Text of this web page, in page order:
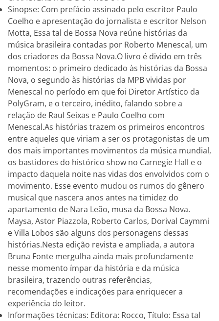
Sinopse: Com prefácio assinado pelo escritor Paulo
Coelho e apresentação do jornalista e escritor Nelson
Motta, Essa tal de Bossa Nova reúne histórias da
música brasileira contadas por Roberto Menescal, um
dos criadores da Bossa Nova.O livro é divido em três
momentos: o primeiro dedicado às histórias da Bossa
Nova, o segundo às histórias da MPB vividas por
Menescal no período em que foi Diretor Artístico da
PolyGram, e o terceiro, inédito, falando sobre a
relação de Raul Seixas e Paulo Coelho com
Menescal.As histórias trazem os primeiros encontros
entre aqueles que viriam a ser os protagonistas de um
dos mais importantes movimentos da música mundial,
os bastidores do histórico show no Carnegie Hall e o
impacto daquela noite nas vidas dos envolvidos com o
movimento. Esse evento mudou os rumos do gênero
musical que nascera anos antes na timidez do
apartamento de Nara Leão, musa da Bossa Nova.
Maysa, Astor Piazzola, Roberto Carlos, Dorival Caymmi
e Villa Lobos são alguns dos personagens dessas
histórias.Nesta edição revista e ampliada, a autora
Bruna Fonte mergulha ainda mais profundamente
nesse momento ímpar da história e da música
brasileira, trazendo outras referências,
recomendações e indicações para enriquecer a
experiência do leitor.
Informações técnicas: Editora: Rocco, Título: Essa tal